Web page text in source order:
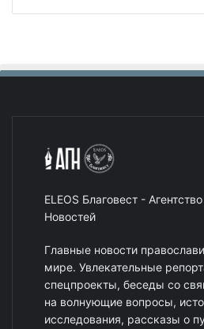
ELEOS Благовест -
Новостей
Главные новости
мире. Увлекательные
спецпроекты, беседы со
на волнующие вопросы,
исследования, рассказы о